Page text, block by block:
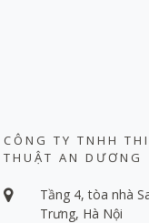
CÔNG TY TNHH
THUẬT AN DƯƠNG
Tầng 4, tòa nhà
Trưng, Hà Nội